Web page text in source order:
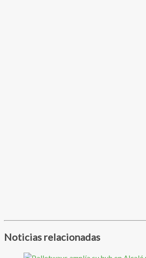
Noticias relacionadas